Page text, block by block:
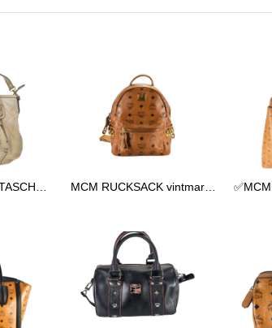
MCM SCHULTERTASCHE vintmarket.de TASCHE CROSSBODY BEIGE 2574 MCM RUCKSACK vintmarkert.de KLEIN LEDERRUCKSACK LEDER COGNAC 2473